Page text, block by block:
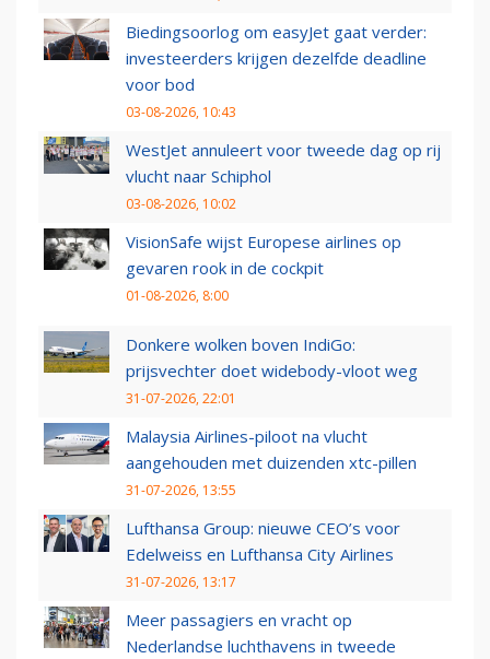
Biedingsoorlog om easyJet gaat verder:
investeerders krijgen dezelfde deadline
voor bod
03-08-2026, 10:43
WestJet annuleert voor tweede dag op rij
vlucht naar Schiphol
03-08-2026, 10:02
VisionSafe wijst Europese airlines op
gevaren rook in de cockpit
01-08-2026, 8:00
Donkere wolken boven IndiGo:
prijsvechter doet widebody-vloot weg
31-07-2026, 22:01
Malaysia Airlines-piloot na vlucht
aangehouden met duizenden xtc-pillen
31-07-2026, 13:55
Lufthansa Group: nieuwe CEO’s voor
Edelweiss en Lufthansa City Airlines
31-07-2026, 13:17
Meer passagiers en vracht op
Nederlandse luchthavens in tweede